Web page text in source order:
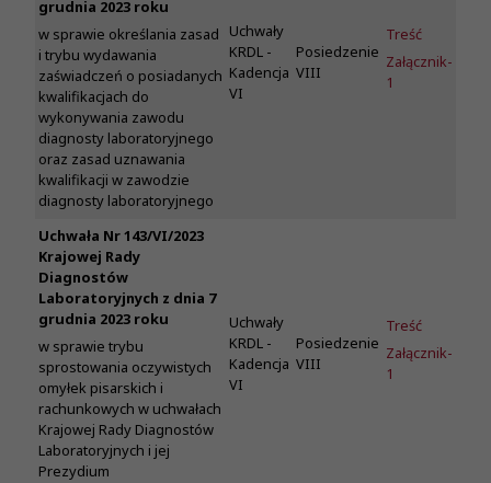
grudnia 2023 roku
w sprawie określania zasad
i trybu wydawania
zaświadczeń o posiadanych
kwalifikacjach do
wykonywania zawodu
diagnosty laboratoryjnego
oraz zasad uznawania
kwalifikacji w zawodzie
diagnosty laboratoryjnego
Uchwały
KRDL -
Kadencja
VI
Posiedzenie
VIII
Treść
Załącznik-
1
Uchwała Nr 143/VI/2023
Krajowej Rady
Diagnostów
Laboratoryjnych z dnia 7
grudnia 2023 roku
w sprawie trybu
sprostowania oczywistych
omyłek pisarskich i
rachunkowych w uchwałach
Krajowej Rady Diagnostów
Laboratoryjnych i jej
Prezydium
Uchwały
KRDL -
Kadencja
VI
Posiedzenie
VIII
Treść
Załącznik-
1